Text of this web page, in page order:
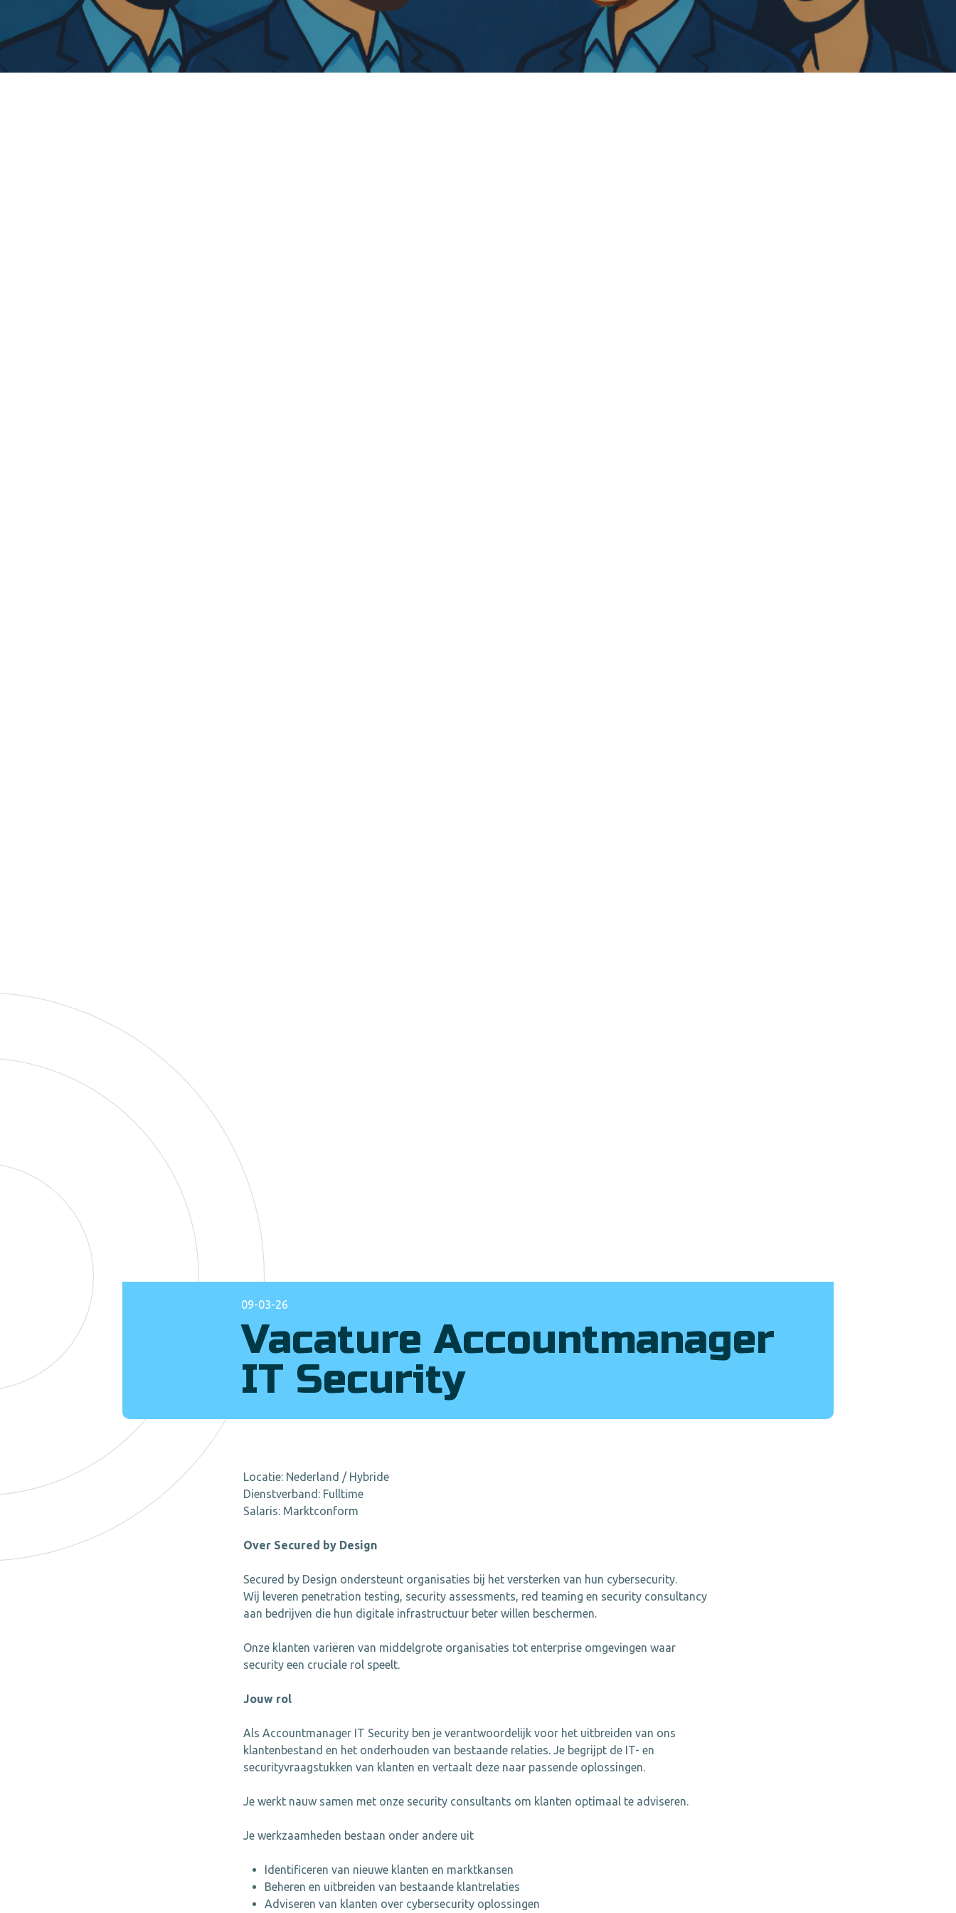
09-03-26
Vacature Accountmanager
IT Security
Locatie: Nederland / Hybride
Dienstverband: Fulltime
Salaris: Marktconform
Over Secured by Design
Secured by Design ondersteunt organisaties bij het versterken van hun cybersecurity.
Wij leveren penetration testing, security assessments, red teaming en security consultancy
aan bedrijven die hun digitale infrastructuur beter willen beschermen.
Onze klanten variëren van middelgrote organisaties tot enterprise omgevingen waar
security een cruciale rol speelt.
Jouw rol
Als Accountmanager IT Security ben je verantwoordelijk voor het uitbreiden van ons
klantenbestand en het onderhouden van bestaande relaties. Je begrijpt de IT- en
securityvraagstukken van klanten en vertaalt deze naar passende oplossingen.
Je werkt nauw samen met onze security consultants om klanten optimaal te adviseren.
Je werkzaamheden bestaan onder andere uit
Identificeren van nieuwe klanten en marktkansen
Beheren en uitbreiden van bestaande klantrelaties
Adviseren van klanten over cybersecurity oplossingen